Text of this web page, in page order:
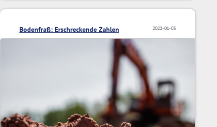
2022-01-03
Bodenfraß: Erschreckende Zahlen